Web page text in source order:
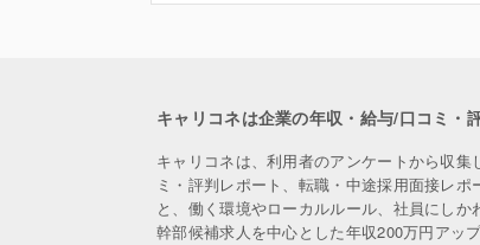
キャリコネは企業の年収・給与/口コミ・
キャリコネは、利用者のアンケートから収
ミ・評判レポート、転職・中途採用面接レ
と、働く環境やローカルルール、社員にしか
幹部候補求人を中心とした年収200万円アッ